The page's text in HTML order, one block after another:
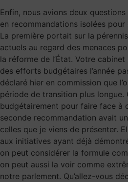
Enfin, nous avions deux
en recommandations isolées
La première portait sur la
actuels au regard des menaces
la réforme de l’État. Votre
des efforts budgétaires l’année
déclaré hier en commission que
période de transition plus longue.
budgétairement pour faire face à
seconde recommandation avait
celles que je viens de présenter.
aux initiatives ayant déjà
on peut considérer la formule
on peut aussi la voir comme
notre parlement. Qu’allez-vous